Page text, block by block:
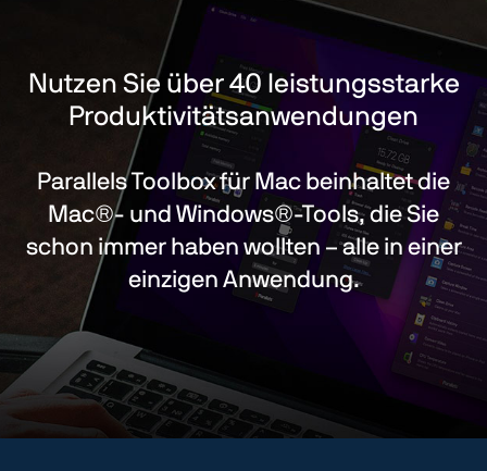
Nutzen Sie über 40 leistungsstarke
Produktivitätsanwendungen
Parallels Toolbox für Mac beinhaltet die
Mac®- und Windows®-Tools, die Sie
schon immer haben wollten – alle in einer
einzigen Anwendung.